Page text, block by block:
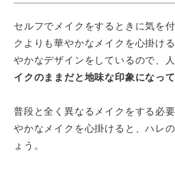
セルフでメイクをするときに気を
クよりも華やかなメイクを心掛け
やかなデザインをしているので、
イクのままだと地味な印象になって
普段と全く異なるメイクをする必
やかなメイクを心掛けると、ハレ
ょう。